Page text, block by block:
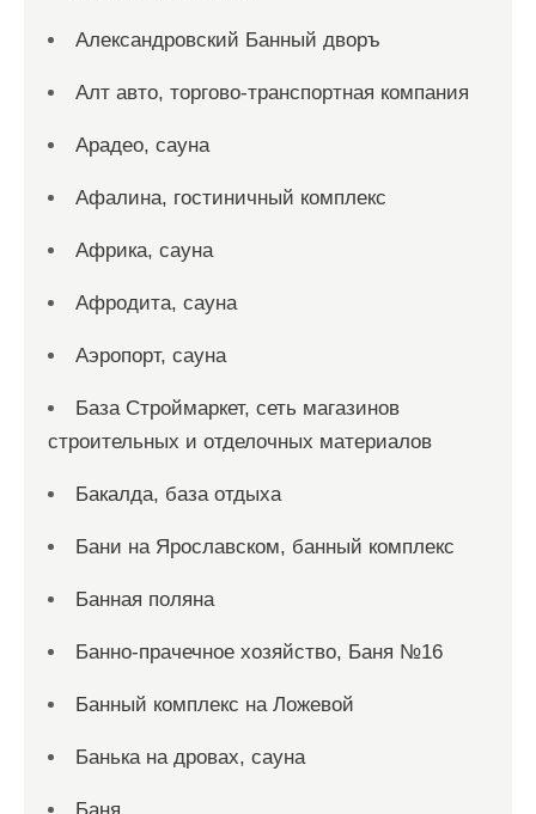
Александровский Банный дворъ
Алт авто, торгово-транспортная компания
Арадео, сауна
Афалина, гостиничный комплекс
Африка, сауна
Афродита, сауна
Аэропорт, сауна
База Строймаркет, сеть магазинов
строительных и отделочных материалов
Бакалда, база отдыха
Бани на Ярославском, банный комплекс
Банная поляна
Банно-прачечное хозяйство, Баня №16
Банный комплекс на Ложевой
Банька на дровах, сауна